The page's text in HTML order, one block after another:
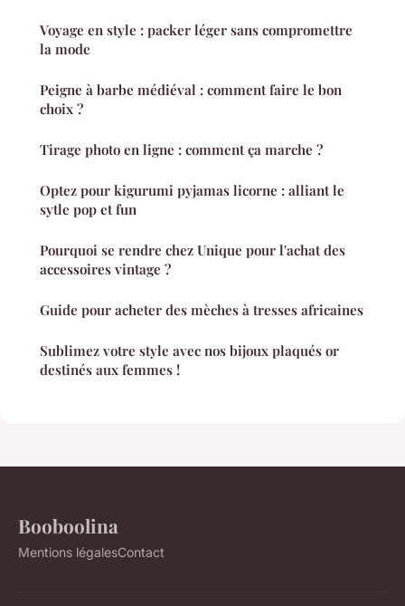
Voyage en style : packer léger sans compromettre
la mode
Peigne à barbe médiéval : comment faire le bon
choix ?
Tirage photo en ligne : comment ça marche ?
Optez pour kigurumi pyjamas licorne : alliant le
sytle pop et fun
Pourquoi se rendre chez Unique pour l'achat des
accessoires vintage ?
Guide pour acheter des mèches à tresses africaines
Sublimez votre style avec nos bijoux plaqués or
destinés aux femmes !
Booboolina
Mentions légalesContact